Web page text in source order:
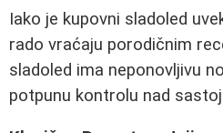
Iako je kupovni sladoled
rado vraćaju porodičnim
sladoled ima neponovljivu
potpunu kontrolu nad